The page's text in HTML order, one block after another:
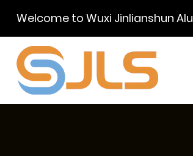
Welcome to Wuxi Jinlianshun